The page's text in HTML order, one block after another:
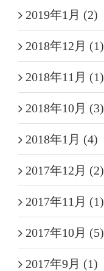
2019年1月 (2)
2018年12月 (1)
2018年11月 (1)
2018年10月 (3)
2018年1月 (4)
2017年12月 (2)
2017年11月 (1)
2017年10月 (5)
2017年9月 (1)